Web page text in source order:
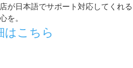
が日本語でサポート対応してくれる
を。
こちら